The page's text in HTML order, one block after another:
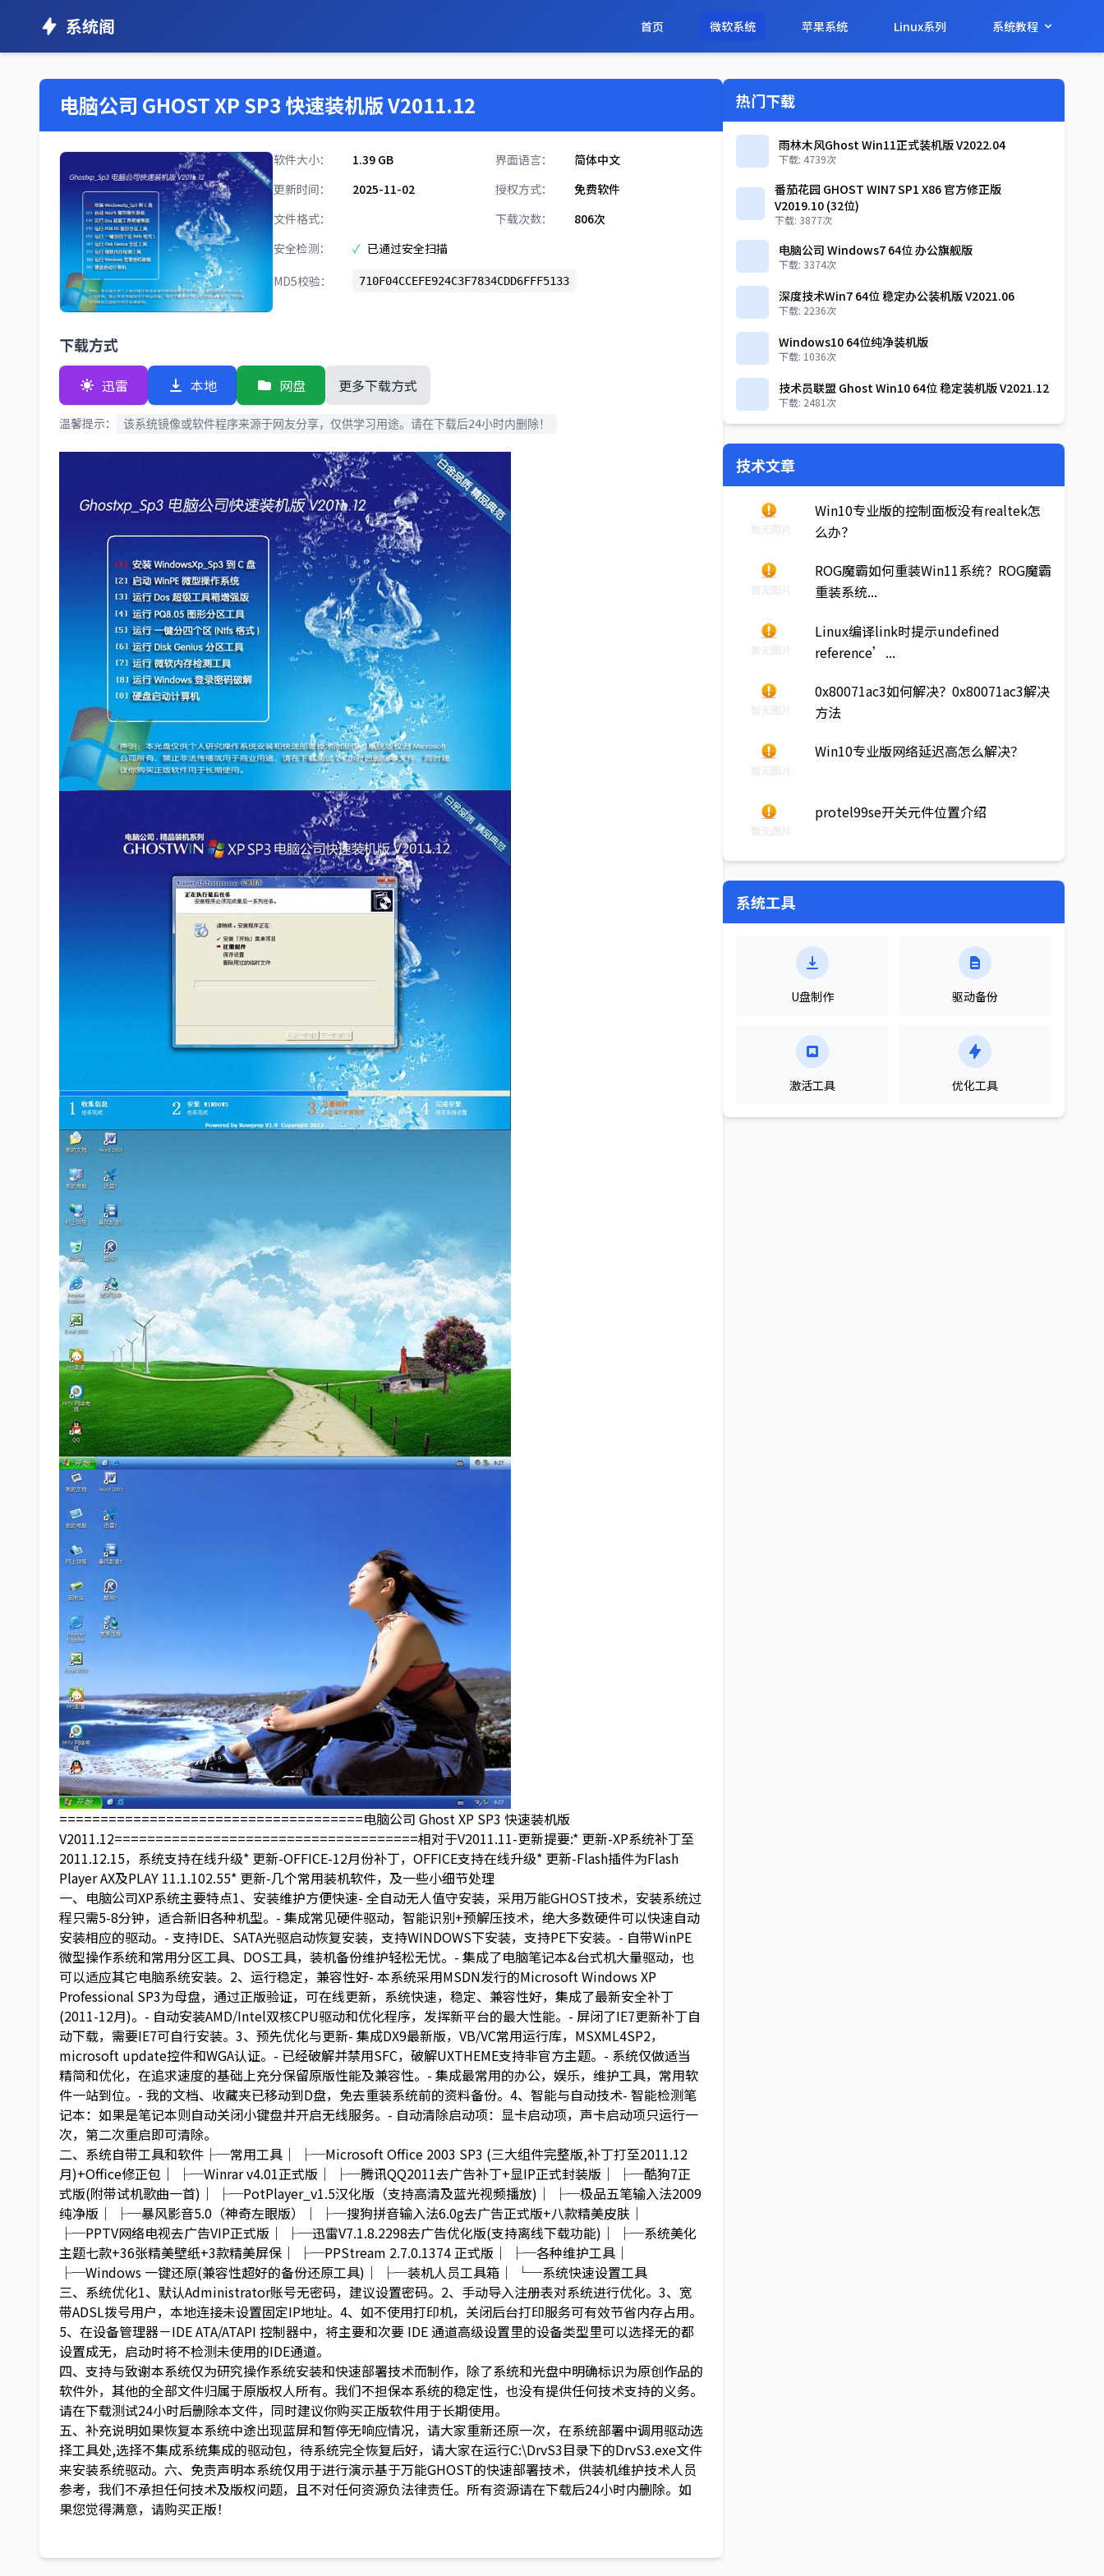
系统阁 首页 微软系统 苹果系统 Linux系列 系统教程
电脑公司 GHOST XP SP3 快速装机版 V2011.12
软件大小： 1.39 GB 界面语言：
简体中文
更新时间：
2025-11-02 授权方式：
免费软件
文件格式：
下载次数：
806次
安全检测：
✓ 已通过安全扫描
MD5校验：
710F04CCEFE924C3F7834CDD6FFF5133
下载方式
迅雷 本地 网盘 更多下载方式
温馨提示： 该系统镜像或软件程序来源于网友分享，仅供学习用途。请在下载后24小时内删除！
=====================================电脑公司 Ghost XP SP3 快速装机版
V2011.12=====================================相对于V2011.11-更新提要:* 更新-XP系统补丁至
2011.12.15，系统支持在线升级* 更新-OFFICE-12月份补丁，OFFICE支持在线升级* 更新-Flash插件为Flash
Player AX及PLAY 11.1.102.55* 更新-几个常用装机软件，及一些小细节处理
一、电脑公司XP系统主要特点1、安装维护方便快速- 全自动无人值守安装，采用万能GHOST技术，安装系统过
程只需5-8分钟，适合新旧各种机型。- 集成常见硬件驱动，智能识别+预解压技术，绝大多数硬件可以快速自动
安装相应的驱动。- 支持IDE、SATA光驱启动恢复安装，支持WINDOWS下安装，支持PE下安装。- 自带WinPE
微型操作系统和常用分区工具、DOS工具，装机备份维护轻松无忧。- 集成了电脑笔记本&台式机大量驱动，也
可以适应其它电脑系统安装。2、运行稳定，兼容性好- 本系统采用MSDN发行的Microsoft Windows XP
Professional SP3为母盘，通过正版验证，可在线更新，系统快速，稳定、兼容性好，集成了最新安全补丁
(2011-12月)。- 自动安装AMD/Intel双核CPU驱动和优化程序，发挥新平台的最大性能。- 屏闭了IE7更新补丁自
动下载，需要IE7可自行安装。3、预先优化与更新- 集成DX9最新版，VB/VC常用运行库，MSXML4SP2，
microsoft update控件和WGA认证。- 已经破解并禁用SFC，破解UXTHEME支持非官方主题。- 系统仅做适当
精简和优化，在追求速度的基础上充分保留原版性能及兼容性。- 集成最常用的办公，娱乐，维护工具，常用软
件一站到位。- 我的文档、收藏夹已移动到D盘，免去重装系统前的资料备份。4、智能与自动技术- 智能检测笔
记本：如果是笔记本则自动关闭小键盘并开启无线服务。- 自动清除启动项：显卡启动项，声卡启动项只运行一
次，第二次重启即可清除。
二、系统自带工具和软件├─常用工具│ ├─Microsoft Office 2003 SP3 (三大组件完整版,补丁打至2011.12
月)+Office修正包│ ├─Winrar v4.01正式版│ ├─腾讯QQ2011去广告补丁+显IP正式封装版│ ├─酷狗7正
式版(附带试机歌曲一首)│ ├─PotPlayer_v1.5汉化版（支持高清及蓝光视频播放)│ ├─极品五笔输入法2009
纯净版│ ├─暴风影音5.0（神奇左眼版）│ ├─搜狗拼音输入法6.0g去广告正式版+八款精美皮肤│
├─PPTV网络电视去广告VIP正式版│ ├─迅雷V7.1.8.2298去广告优化版(支持离线下载功能)│ ├─系统美化
主题七款+36张精美壁纸+3款精美屏保│ ├─PPStream 2.7.0.1374 正式版│ ├─各种维护工具│
├─Windows 一键还原(兼容性超好的备份还原工具)│ ├─装机人员工具箱│ └─系统快速设置工具
三、系统优化1、默认Administrator账号无密码，建议设置密码。2、手动导入注册表对系统进行优化。3、宽
带ADSL拨号用户，本地连接未设置固定IP地址。4、如不使用打印机，关闭后台打印服务可有效节省内存占用。
5、在设备管理器－IDE ATA/ATAPI 控制器中，将主要和次要 IDE 通道高级设置里的设备类型里可以选择无的都
设置成无，启动时将不检测未使用的IDE通道。
四、支持与致谢本系统仅为研究操作系统安装和快速部署技术而制作，除了系统和光盘中明确标识为原创作品的
软件外，其他的全部文件归属于原版权人所有。我们不担保本系统的稳定性，也没有提供任何技术支持的义务。
请在下载测试24小时后删除本文件，同时建议你购买正版软件用于长期使用。
五、补充说明如果恢复本系统中途出现蓝屏和暂停无响应情况，请大家重新还原一次，在系统部署中调用驱动选
择工具处,选择不集成系统集成的驱动包，待系统完全恢复后好，请大家在运行C:\DrvS3目录下的DrvS3.exe文件
来安装系统驱动。六、免责声明本系统仅用于进行演示基于万能GHOST的快速部署技术，供装机维护技术人员
参考，我们不承担任何技术及版权问题，且不对任何资源负法律责任。所有资源请在下载后24小时内删除。如
果您觉得满意，请购买正版！
热门下载
雨林木风Ghost Win11正式装机版 V2022.04
下载: 4739次
番茄花园 GHOST WIN7 SP1 X86 官方修正版
V2019.10 (32位)
下载: 3877次
电脑公司 Windows7 64位 办公旗舰版
下载: 3374次
深度技术Win7 64位 稳定办公装机版 V2021.06
下载: 2236次
Windows10 64位纯净装机版
下载: 1036次
技术员联盟 Ghost Win10 64位 稳定装机版 V2021.12
下载: 2481次
技术文章
Win10专业版的控制面板没有realtek怎
么办？
ROG魔霸如何重装Win11系统？ROG魔霸
重装系统...
Linux编译link时提示undefined
reference’...
0x80071ac3如何解决？0x80071ac3解决
方法
Win10专业版网络延迟高怎么解决？
protel99se开关元件位置介绍
系统工具
U盘制作 驱动备份
激活工具 优化工具